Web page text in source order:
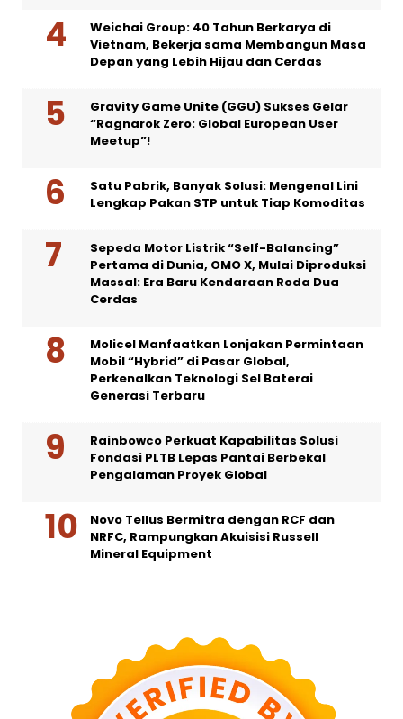
Weichai Group: 40 Tahun Berkarya di
Vietnam, Bekerja sama Membangun Masa
Depan yang Lebih Hijau dan Cerdas
Gravity Game Unite (GGU) Sukses Gelar
“Ragnarok Zero: Global European User
Meetup”!
Satu Pabrik, Banyak Solusi: Mengenal Lini
Lengkap Pakan STP untuk Tiap Komoditas
Sepeda Motor Listrik “Self-Balancing”
Pertama di Dunia, OMO X, Mulai Diproduksi
Massal: Era Baru Kendaraan Roda Dua
Cerdas
Molicel Manfaatkan Lonjakan Permintaan
Mobil “Hybrid” di Pasar Global,
Perkenalkan Teknologi Sel Baterai
Generasi Terbaru
Rainbowco Perkuat Kapabilitas Solusi
Fondasi PLTB Lepas Pantai Berbekal
Pengalaman Proyek Global
Novo Tellus Bermitra dengan RCF dan
NRFC, Rampungkan Akuisisi Russell
Mineral Equipment